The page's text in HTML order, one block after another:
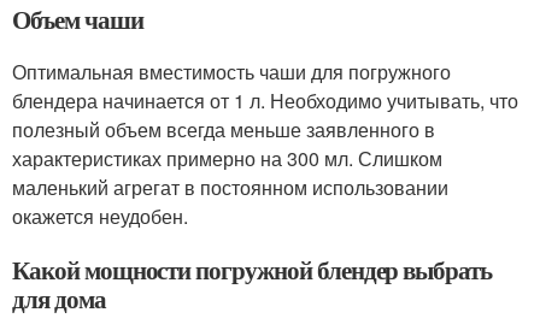
Объем чаши
Оптимальная вместимость чаши для погружного
блендера начинается от 1 л. Необходимо учитывать, что
полезный объем всегда меньше заявленного в
характеристиках примерно на 300 мл. Слишком
маленький агрегат в постоянном использовании
окажется неудобен.
Какой мощности погружной блендер выбрать
для дома